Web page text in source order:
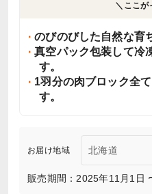
＼ここが
のびのびした自然な育
真空パック包装して冷
す。
1羽分の肉ブロック全
す。
お届け地域
販売期間：2025年11月1日